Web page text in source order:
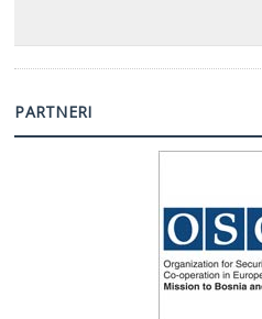
PARTNERI